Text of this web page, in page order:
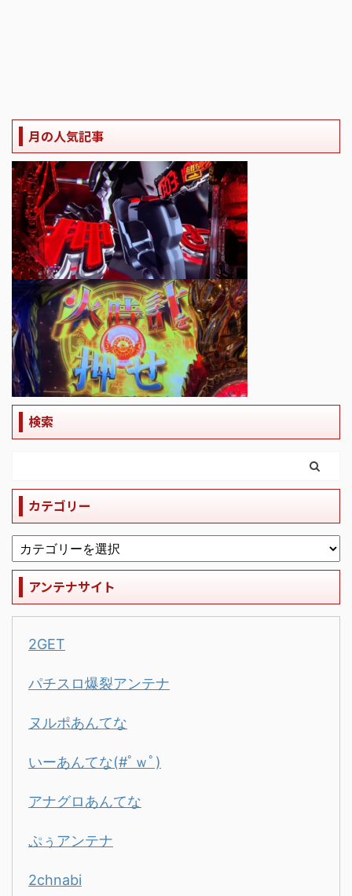
月の人気記事
検索
カテゴリー
アンテナサイト
2GET
パチスロ爆裂アンテナ
ヌルポあんてな
いーあんてな(#ﾟｗﾟ)
アナグロあんてな
ぷぅアンテナ
2chnabi